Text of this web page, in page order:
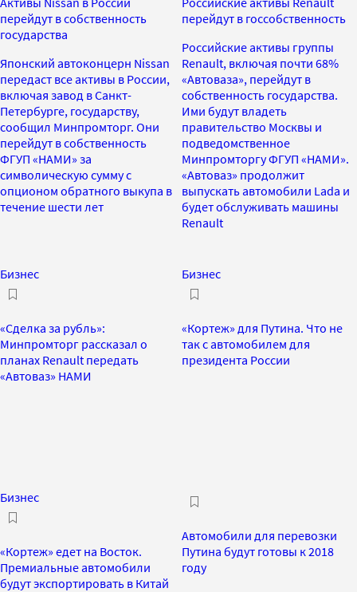
перейдут в собственность
государства
Японский автоконцерн Nissan
передаст все активы в России,
включая завод в Санкт-
Петербурге, государству,
сообщил Минпромторг. Они
перейдут в собственность
ФГУП «НАМИ» за
символическую сумму с
опционом обратного выкупа в
течение шести лет
перейдут в госсобственность
Российские активы группы
Renault, включая почти 68%
«Автоваза», перейдут в
собственность государства.
Ими будут владеть
правительство Москвы и
подведомственное
Минпромторгу ФГУП «НАМИ».
«Автоваз» продолжит
выпускать автомобили Lada и
будет обслуживать машины
Renault
Бизнес
«Сделка за рубль»:
Минпромторг рассказал о
планах Renault передать
«Автоваз» НАМИ
Бизнес
«Кортеж» для Путина. Что не
так с автомобилем для
президента России
Бизнес
«Кортеж» едет на Восток.
Премиальные автомобили
будут экспортировать в Китай
Автомобили для перевозки
Путина будут готовы к 2018
году